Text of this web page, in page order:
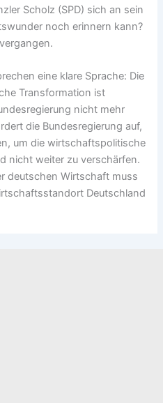
Scholz (SPD) sich an sein
noch erinnern kann?
eine klare Sprache: Die
Transformation ist
nicht mehr
die Bundesregierung auf,
um die wirtschaftspolitische
nicht weiter zu verschärfen.
deutschen Wirtschaft muss
Deutschland